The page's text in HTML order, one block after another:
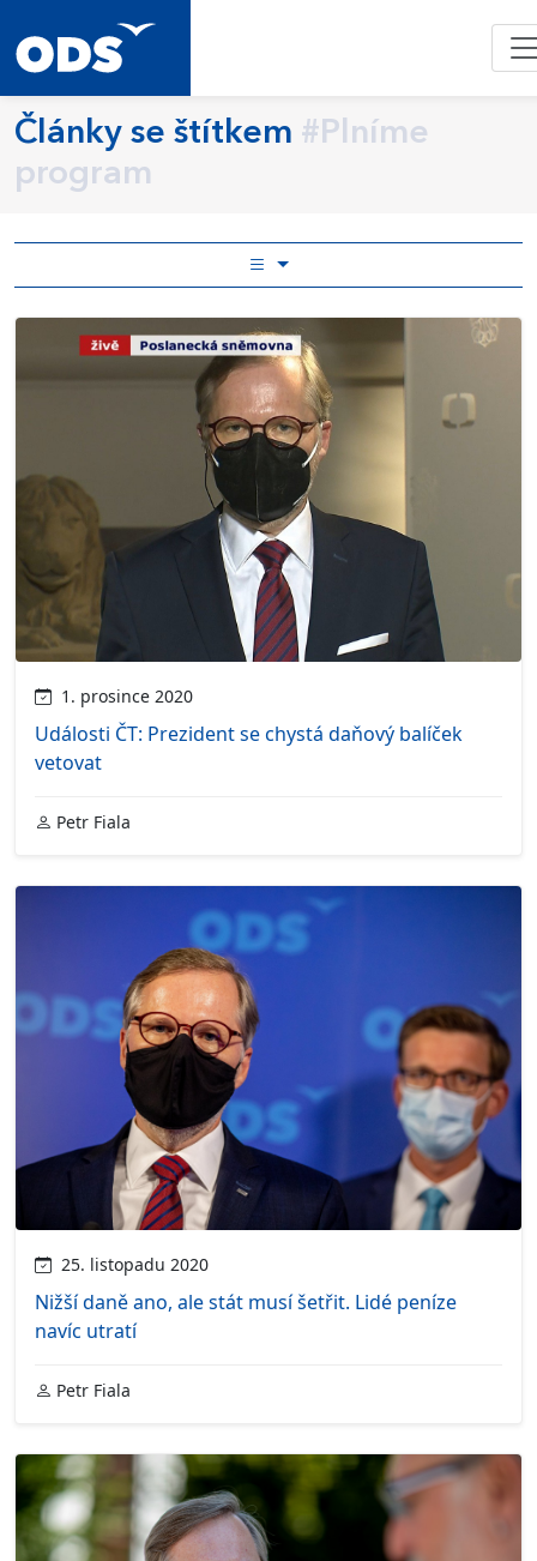
Články se štítkem #Plníme
program
1. prosince 2020
Události ČT: Prezident se chystá daňový balíček
vetovat
Petr Fiala
25. listopadu 2020
Nižší daně ano, ale stát musí šetřit. Lidé peníze
navíc utratí
Petr Fiala